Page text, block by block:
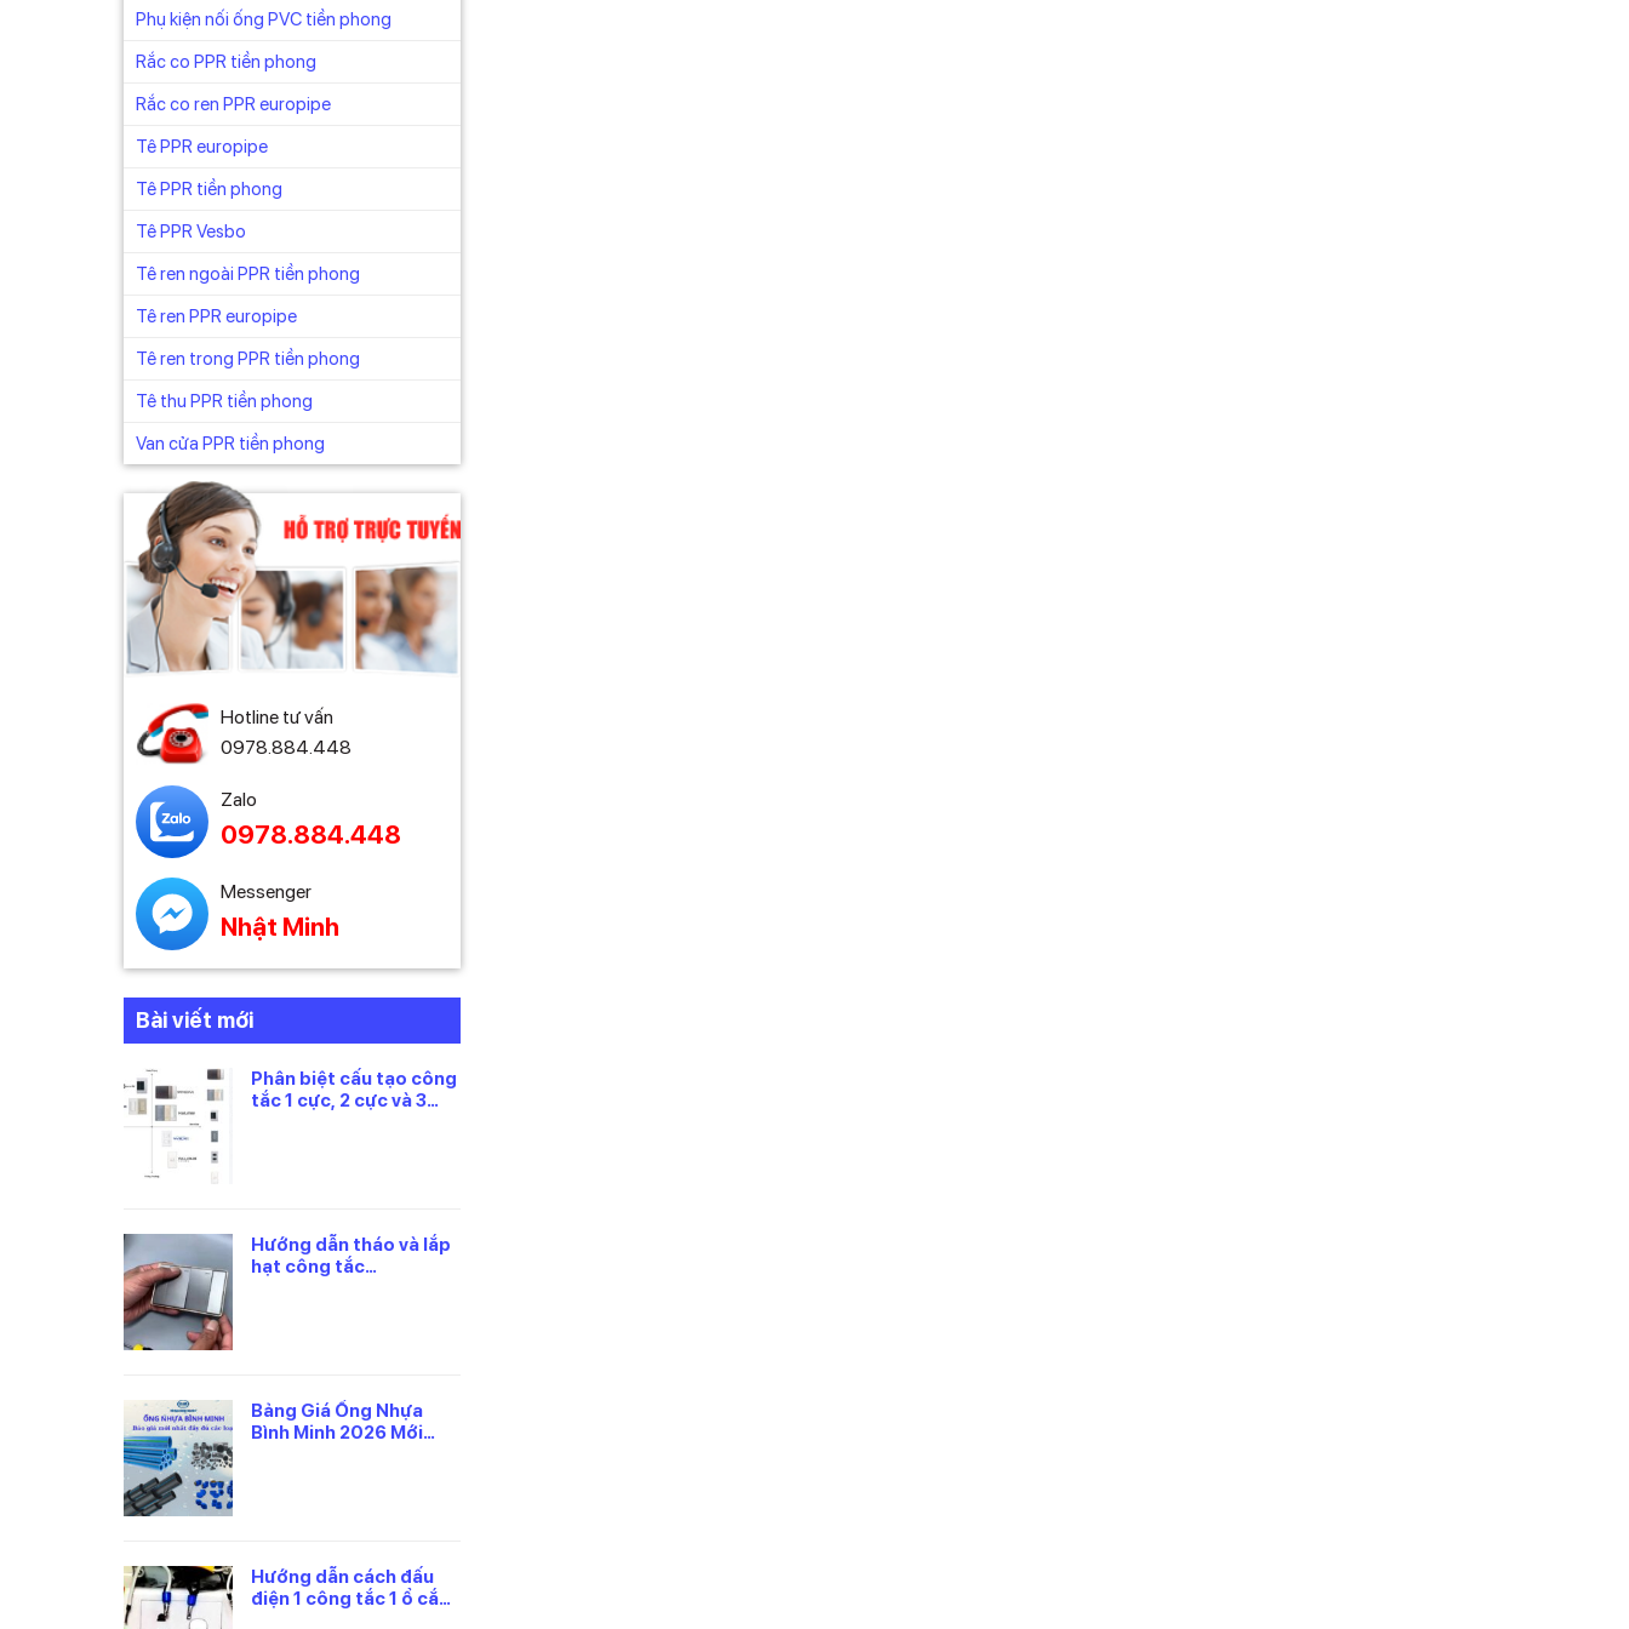
Phụ kiện nối ống PVC tiền phong
Rắc co PPR tiền phong
Rắc co ren PPR europipe
Tê PPR europipe
Tê PPR tiền phong
Tê PPR Vesbo
Tê ren ngoài PPR tiền phong
Tê ren PPR europipe
Tê ren trong PPR tiền phong
Tê thu PPR tiền phong
Van cửa PPR tiền phong
Hotline tư vấn
0978.884.448
Zalo
0978.884.448
Messenger
Nhật Minh
Bài viết mới
Phân biệt cấu tạo công
tắc 1 cực, 2 cực và 3
Hướng dẫn tháo và lắp
hạt công tắc
Bảng Giá Ống Nhựa
Bình Minh 2026 Mới
Hướng dẫn cách đấu
điện 1 công tắc 1 ổ cắm